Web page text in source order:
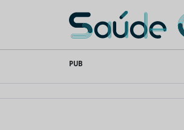
content
Saúde Oral
PUB